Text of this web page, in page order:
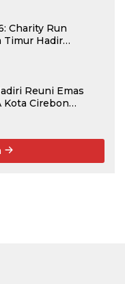
Charity Run
Timur Hadir
Reuni Emas
Kota Cirebon